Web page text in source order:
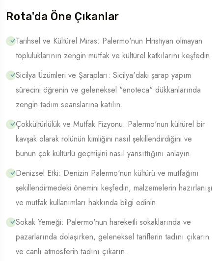
Rota'da Öne Çıkanlar
Tarihsel ve Kültürel Miras: Palermo'nun Hristiyan olmayan
topluluklarının zengin mutfak ve kültürel katkılarını keşfedin.
Sicilya Üzümleri ve Şarapları: Sicilya'daki şarap yapım
sürecini öğrenin ve geleneksel "enoteca" dükkanlarında
zengin tadım seanslarına katılın.
Çokkültürlülük ve Mutfak Fizyonu: Palermo'nun kültürel bir
kavşak olarak rolünün kimliğini nasıl şekillendirdiğini ve
bunun çok kültürlü geçmişini nasıl yansıttığını anlayın.
Denizsel Etki: Denizin Palermo'nun kültürü ve mutfağını
şekillendirmedeki önemini keşfedin, malzemelerin hazırlanışı
ve mutfak kullanımları hakkında bilgi edinin.
Sokak Yemeği: Palermo'nun hareketli sokaklarında ve
pazarlarında dolaşırken, geleneksel tariflerin tadını çıkarın
ve canlı atmosferin tadını çıkarın.